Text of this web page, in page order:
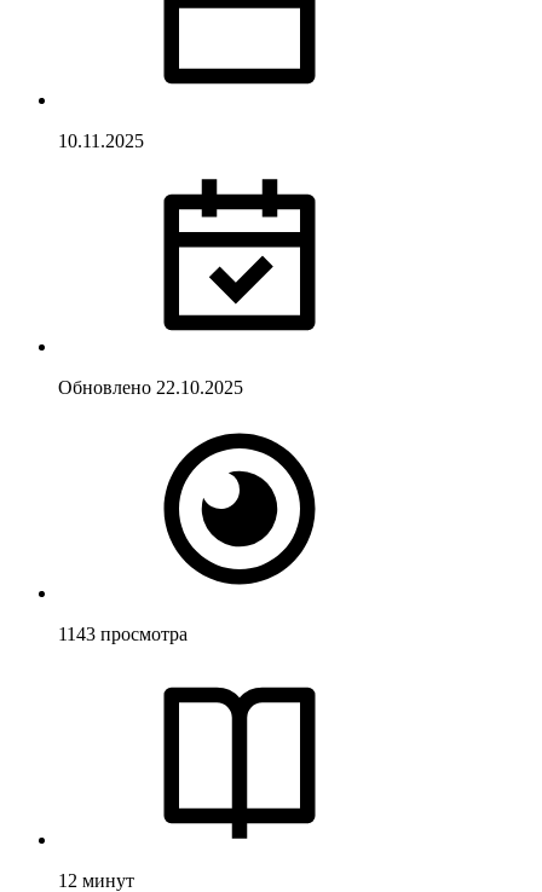
10.11.2025
Обновлено 22.10.2025
1143 просмотра
12 минут